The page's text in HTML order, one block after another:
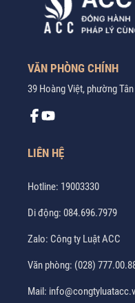
VĂN PHÒNG CHÍNH
39 Hoàng Việt, phường
LIÊN HỆ
Hotline: 19003330
Di động: 084.696.7979
Zalo: Công ty Luật ACC
Văn phòng: (028)
Mail: